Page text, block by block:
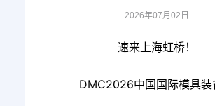
2026年07月02日
速来上海虹桥！
DMC2026中国国际模具装